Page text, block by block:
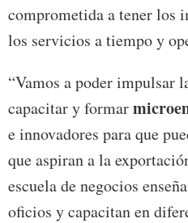
comprometida a tener los
los servicios a tiempo y
“Vamos a poder impulsar
capacitar y formar
e innovadores para que
que aspiran a la
escuela de negocios
oficios y capacitan en